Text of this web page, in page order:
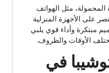
المحمولة، مثل الهواتف
على الأجهزة المنزلية
مبتكرة وأداء قوي يلبي
الأوقات والظروف.
في